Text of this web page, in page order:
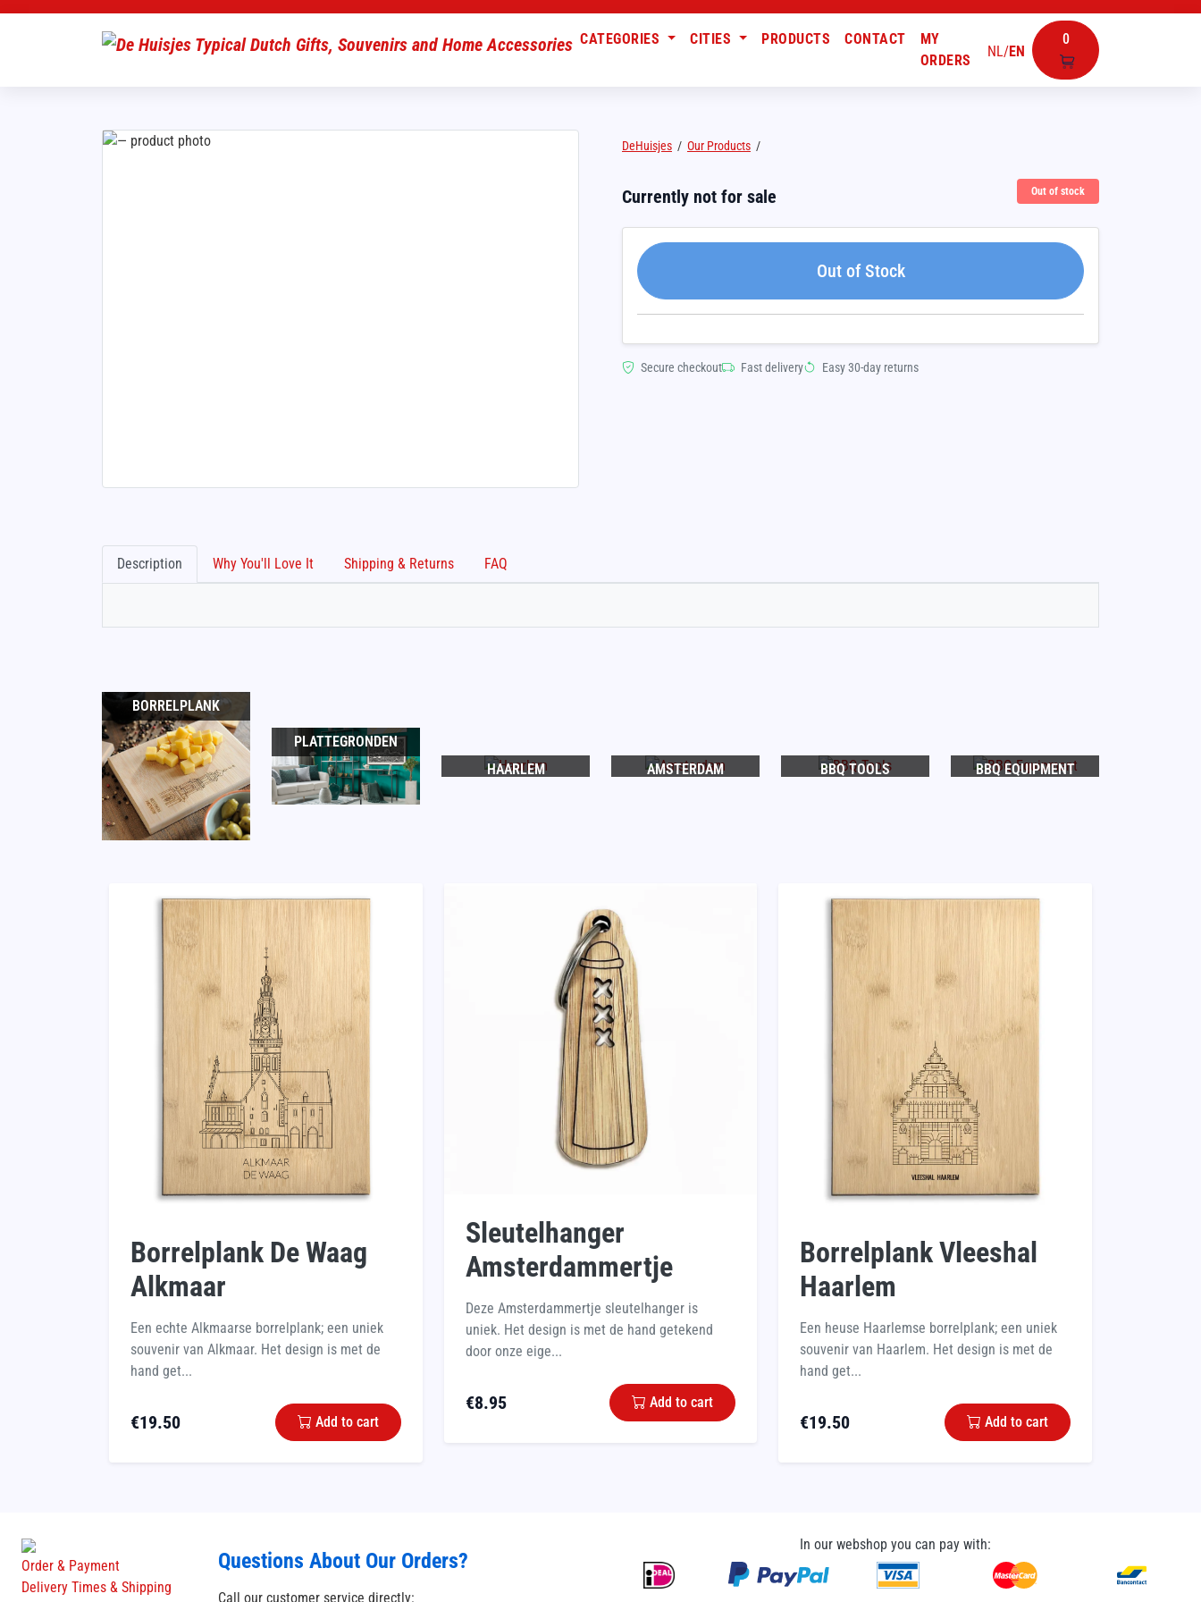
NL/EN
0
CATEGORIES CITIES PRODUCTS CONTACT
MY
ORDERS
DeHuisjes / Our Products /
Currently not for sale Out of stock
Out of Stock
Secure checkout Fast delivery Easy 30-day returns
Description Why You'll Love It Shipping & Returns FAQ
BORRELPLANK
PLATTEGRONDEN
HAARLEM
AMSTERDAM BBQ TOOLS BBQ EQUIPMENT
Borrelplank De Waag
Alkmaar
Een echte Alkmaarse borrelplank; een uniek
souvenir van Alkmaar. Het design is met de
hand get...
€19.50 Add to cart
Sleutelhanger
Amsterdammertje
Deze Amsterdammertje sleutelhanger is
uniek. Het design is met de hand getekend
door onze eige...
€8.95 Add to cart
Borrelplank Vleeshal
Haarlem
Een heuse Haarlemse borrelplank; een uniek
souvenir van Haarlem. Het design is met de
hand get...
€19.50 Add to cart
Order & Payment
Delivery Times & Shipping
Questions About Our Orders?
Call our customer service directly:
In our webshop you can pay with: